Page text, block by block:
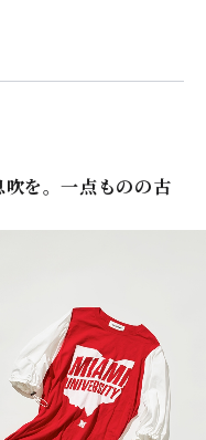
を。一点ものの古